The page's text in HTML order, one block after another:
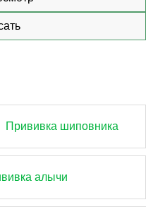
Прививка шиповника
алычи